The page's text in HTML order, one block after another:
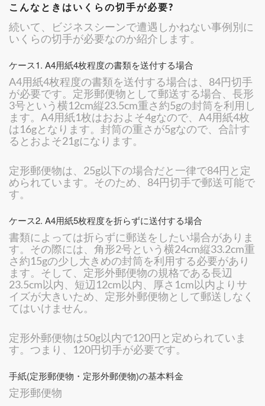
こんなときはいくらの切手が必要?
続いて、ビジネスシーンで遭遇しかねない事例別に
いくらの切手が必要なのか紹介します。
ケース1. A4用紙4枚程度の書類を送付する場合
A4用紙4枚程度の書類を送付する場合は、84円切手
が必要です。定形郵便物として郵送する場合、長形
3号という横12cm縦23.5cm重さ約5gの封筒を利用し
ます。A4用紙1枚はおおよそ4gなので、A4用紙4枚
は16gとなります。封筒の重さが5gなので、合計す
るとおよそ21gになります。
定形郵便物は、25g以下の場合だと一律で84円と定
められています。そのため、84円切手で郵送可能で
す。
ケース2. A4用紙5枚程度を折らずに送付する場合
書類によっては折らずに郵送をしたい場合がありま
す。その際には、角形2号という横24cm縦33.2cm重
さ約15gの少し大きめの封筒を利用する必要があり
ます。そして、定形外郵便物の規格である長辺
23.5cm以内、短辺12cm以内、厚さ1cm以内よりサ
イズが大きいため、定形外郵便物として郵送しなく
てはいけません。
定形外郵便物は50g以内で120円と定められていま
す。つまり、120円切手が必要です。
手紙(定形郵便物・定形外郵便物)の基本料金
定形郵便物